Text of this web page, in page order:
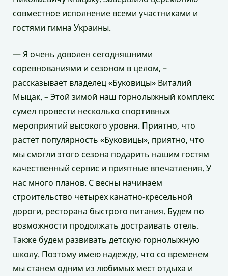
совместное исполнение всеми участниками и
гостями гимна Украины.
— Я очень доволен сегодняшними
соревнованиями и сезоном в целом, –
рассказывает владелец «Буковицы» Виталий
Мыцак. – Этой зимой наш горнолыжный комплекс
сумел провести несколько спортивных
мероприятий высокого уровня. Приятно, что
растет популярность «Буковицы», приятно, что
мы смогли этого сезона подарить нашим гостям
качественный сервис и приятные впечатления. У
нас много планов. С весны начинаем
строительство четырех канатно-кресельной
дороги, ресторана быстрого питания. Будем по
возможности продолжать достраивать отель.
Также будем развивать детскую горнолыжную
школу. Поэтому имею надежду, что со временем
мы станем одним из любимых мест отдыха и